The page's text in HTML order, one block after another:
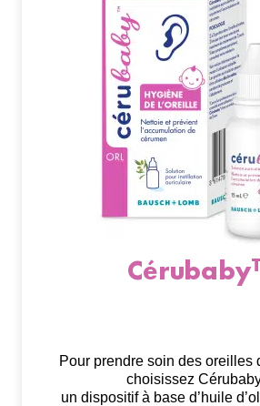
Cérubaby
Pour prendre soin des oreilles
choisissez
un dispositif à base d’huile